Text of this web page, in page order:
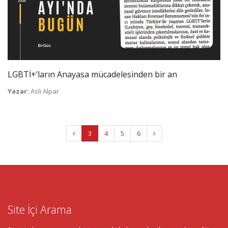
LGBTİ+’ların Anayasa mücadelesinden bir an
Yazar: Aslı Alpar
3 4 5 6
Site İçi Arama